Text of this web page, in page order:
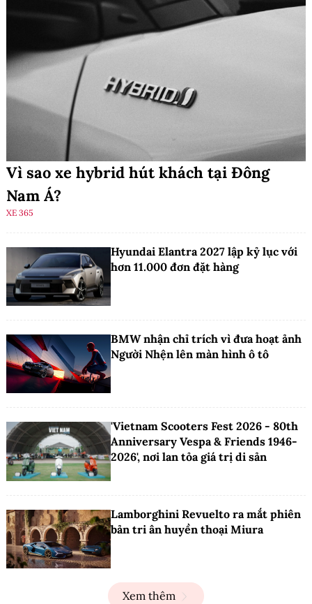
Vì sao xe hybrid hút khách tại Đông
Nam Á?
XE 365
Hyundai Elantra 2027 lập kỷ lục với
hơn 11.000 đơn đặt hàng
BMW nhận chỉ trích vì đưa hoạt ảnh
Người Nhện lên màn hình ô tô
'Vietnam Scooters Fest 2026 - 80th
Anniversary Vespa & Friends 1946-
2026', nơi lan tỏa giá trị di sản
Lamborghini Revuelto ra mắt phiên
bản tri ân huyền thoại Miura
Xem thêm